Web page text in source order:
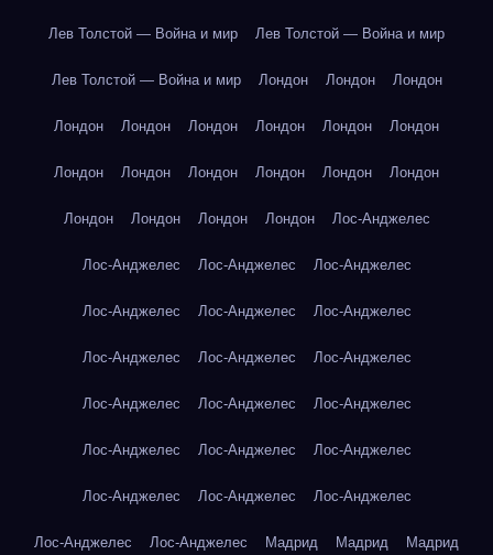
Лев Толстой — Война и мир Лев Толстой — Война и мир
Лев Толстой — Война и мир Лондон Лондон Лондон
Лондон Лондон Лондон Лондон Лондон Лондон
Лондон Лондон Лондон Лондон Лондон Лондон
Лондон Лондон Лондон Лондон Лос-Анджелес
Лос-Анджелес Лос-Анджелес Лос-Анджелес
Лос-Анджелес Лос-Анджелес Лос-Анджелес
Лос-Анджелес Лос-Анджелес Лос-Анджелес
Лос-Анджелес Лос-Анджелес Лос-Анджелес
Лос-Анджелес Лос-Анджелес Лос-Анджелес
Лос-Анджелес Лос-Анджелес Лос-Анджелес
Лос-Анджелес Лос-Анджелес Мадрид Мадрид Мадрид